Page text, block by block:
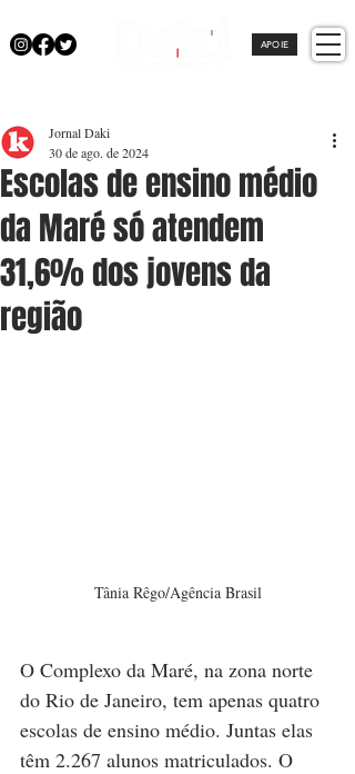
APOIE
Escolas de ensino médio
da Maré só atendem
31,6% dos jovens da
região
Jornal Daki
30 de ago. de 2024
Tânia Rêgo/Agência Brasil
O Complexo da Maré, na zona norte
do Rio de Janeiro, tem apenas quatro
escolas de ensino médio. Juntas elas
têm 2.267 alunos matriculados. O